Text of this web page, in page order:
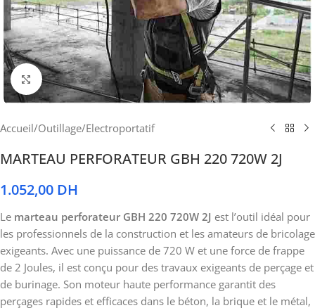
Cliquez pour agrandir
Accueil/Outillage/Electroportatif
MARTEAU PERFORATEUR GBH 220 720W 2J
1.052,00 DH
Le marteau perforateur GBH 220 720W 2J est l’outil idéal pour
les professionnels de la construction et les amateurs de bricolage
exigeants. Avec une puissance de 720 W et une force de frappe
de 2 Joules, il est conçu pour des travaux exigeants de perçage et
de burinage. Son moteur haute performance garantit des
perçages rapides et efficaces dans le béton, la brique et le métal,